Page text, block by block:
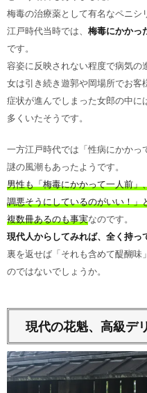
梅毒の治療薬として有名なペニシ
江戸時代当時では、 梅毒にかかっ
です。
容姿に反映されない程度で病気の
女は引き続き遊郭や岡場所でお
症状が進んでしまった女郎の中に
多くいたそうです。
一方江戸時代では「性病にかかっ
謎の風潮もあったようです。
男性も「梅毒にかかって一人前
調悪そうにしているのがいい！
複数冊あるのも事実なのです。
現代人からしてみれば、全く持っ
裏を返せば「それも含めて醍醐
のではないでしょうか。
現代の花魁、高級デ